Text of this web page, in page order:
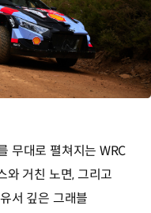
무대로 펼쳐지는 WRC
와 거친 노면, 그리고
서 깊은 그래블